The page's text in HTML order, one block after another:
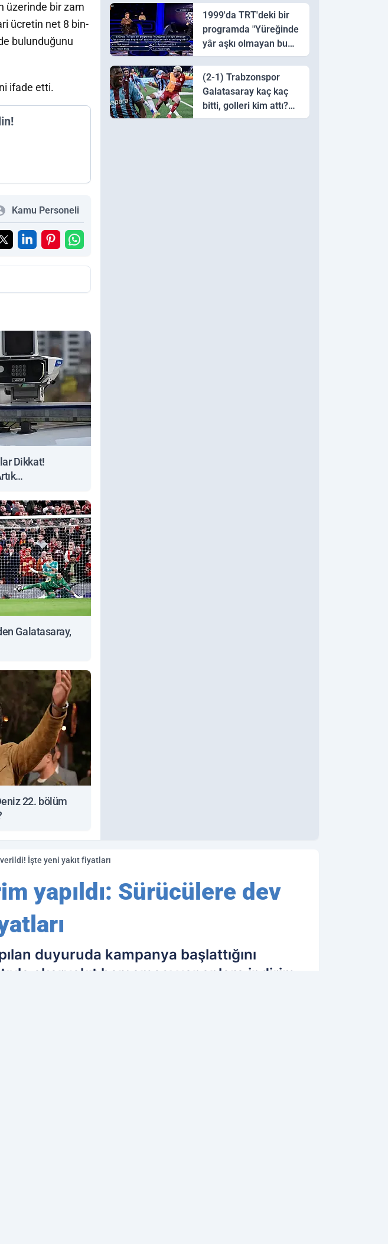
üzerinde bir zam
ücretin net 8 bin-
bulunduğunu
ifade etti.
Kamu Personeli
Dikkat!
Galatasaray,
22. bölüm
1999'da TRT'deki bir
programda "Yüreğinde
yâr aşkı olmayan bu
sazı çalarsa tingirdatır"
sözünü söyleyen halk
ozanı hangisidir?
(2-1) Trabzonspor
Galatasaray kaç kaç
bitti, golleri kim attı?
Trabzonspor
İşte yeni yakıt fiyatları
yapıldı: Sürücülere dev
duyuruda kampanya başlattığını
akaryakıt harcaması yapanlara indirim